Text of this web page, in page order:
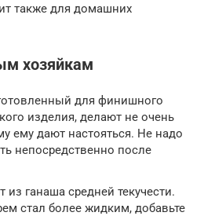
также для домашних
хозяйкам
для финишного
изделия, делают не очень
ему дают настояться. Не надо
непосредственно после
из ганаша средней текучести.
стал более жидким, добавьте